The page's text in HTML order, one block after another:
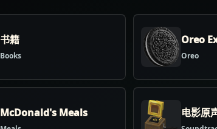
书籍
Books
Oreo
Oreo
McDonald's Meals 电影原